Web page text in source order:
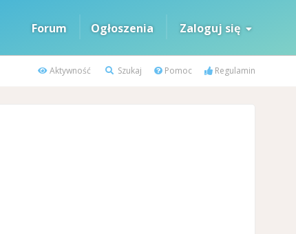
Forum Ogłoszenia Zaloguj się
Aktywność Szukaj Pomoc Regulamin